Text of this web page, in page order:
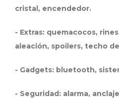
cristal, encendedor.
- Extras: quemacocos,
aleación, spoilers, techo
- Gadgets: bluetooth,
- Seguridad: alarma,